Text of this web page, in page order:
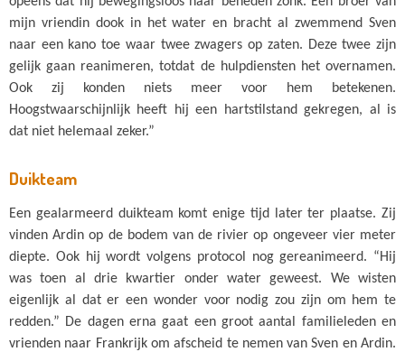
mijn vriendin dook in het water en bracht al zwemmend Sven
naar een kano toe waar twee zwagers op zaten. Deze twee zijn
gelijk gaan reanimeren, totdat de hulpdiensten het overnamen.
Ook zij konden niets meer voor hem betekenen.
Hoogstwaarschijnlijk heeft hij een hartstilstand gekregen, al is
dat niet helemaal zeker.”
Duikteam
Een gealarmeerd duikteam komt enige tijd later ter plaatse. Zij
vinden Ardin op de bodem van de rivier op ongeveer vier meter
diepte. Ook hij wordt volgens protocol nog gereanimeerd. “Hij
was toen al drie kwartier onder water geweest. We wisten
eigenlijk al dat er een wonder voor nodig zou zijn om hem te
redden.” De dagen erna gaat een groot aantal familieleden en
vrienden naar Frankrijk om afscheid te nemen van Sven en Ardin.